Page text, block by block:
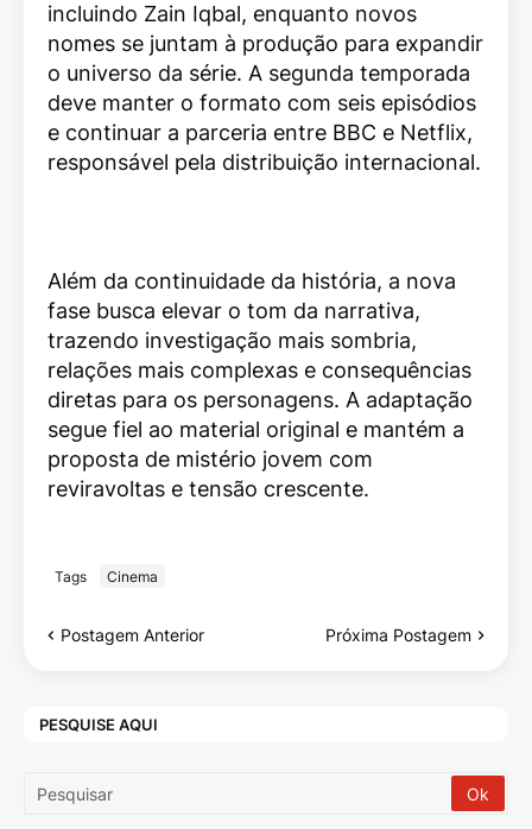
incluindo Zain Iqbal, enquanto novos
nomes se juntam à produção para expandir
o universo da série. A segunda temporada
deve manter o formato com seis episódios
e continuar a parceria entre BBC e Netflix,
responsável pela distribuição internacional.
Além da continuidade da história, a nova
fase busca elevar o tom da narrativa,
trazendo investigação mais sombria,
relações mais complexas e consequências
diretas para os personagens. A adaptação
segue fiel ao material original e mantém a
proposta de mistério jovem com
reviravoltas e tensão crescente.
Tags Cinema
Postagem Anterior Próxima Postagem
PESQUISE AQUI